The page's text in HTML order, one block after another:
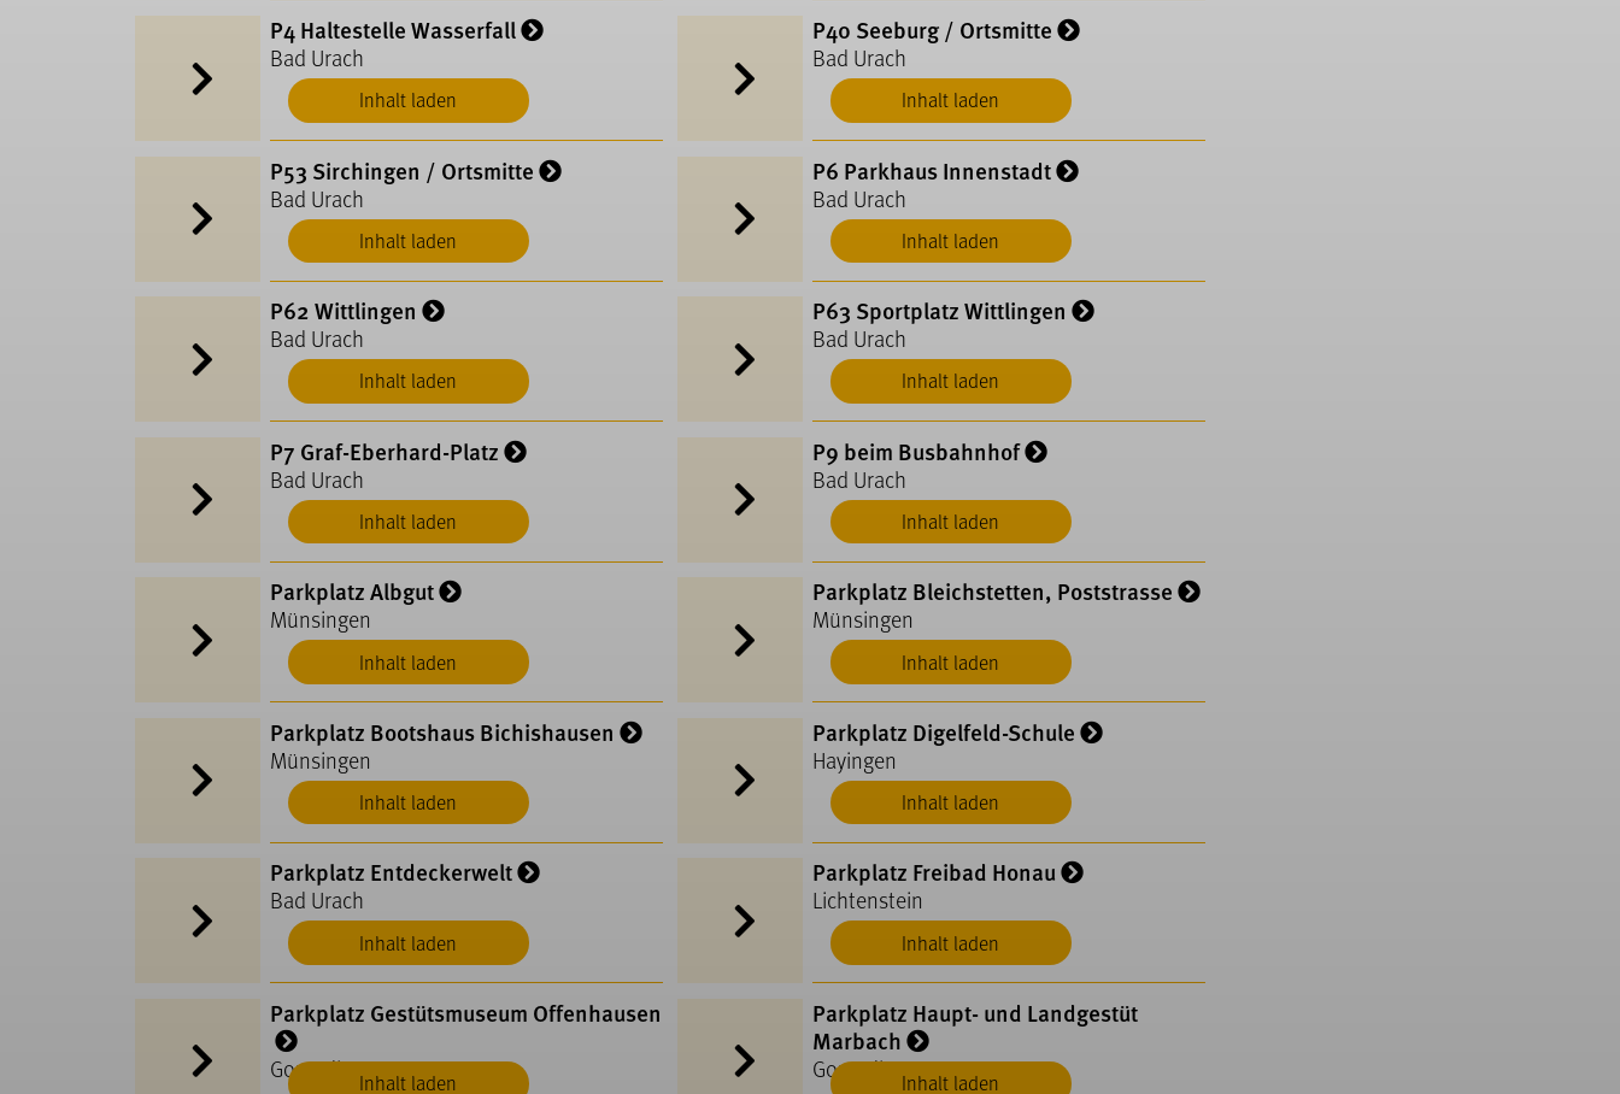
Inhalt laden
P4 Haltestelle Wasserfall
Bad Urach
Inhalt laden
P40 Seeburg / Ortsmitte
Bad Urach
Inhalt laden
P53 Sirchingen / Ortsmitte
Bad Urach
Inhalt laden
P6 Parkhaus Innenstadt
Bad Urach
Inhalt laden
P62 Wittlingen
Bad Urach
Inhalt laden
P63 Sportplatz Wittlingen
Bad Urach
Inhalt laden
P7 Graf-Eberhard-Platz
Bad Urach
Inhalt laden
P9 beim Busbahnhof
Bad Urach
Inhalt laden
Parkplatz Albgut
Münsingen
Inhalt laden
Parkplatz Bleichstetten, Poststrasse
Münsingen
Inhalt laden
Parkplatz Bootshaus Bichishausen
Münsingen
Inhalt laden
Parkplatz Digelfeld-Schule
Hayingen
Inhalt laden
Parkplatz Entdeckerwelt
Bad Urach
Inhalt laden
Parkplatz Freibad Honau
Lichtenstein
Inhalt laden
Parkplatz Gestütsmuseum Offenhausen
Gomadingen Inhalt laden
Parkplatz Haupt- und Landgestüt
Marbach
Gomadingen